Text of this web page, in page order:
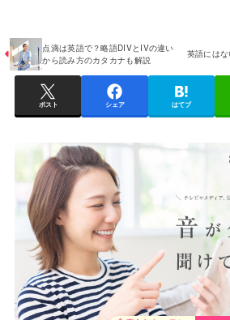
点滴は英語で？略語DIVとIVの違い
から読み方のカタカナも解説
英語には
ポスト シェア はてブ